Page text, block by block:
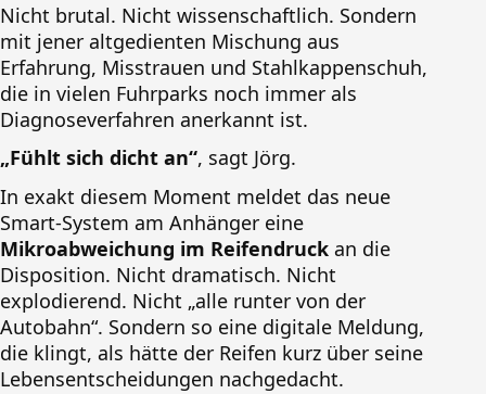
Nicht brutal. Nicht wissenschaftlich. Sondern
mit jener altgedienten Mischung aus
Erfahrung, Misstrauen und Stahlkappenschuh,
die in vielen Fuhrparks noch immer als
Diagnoseverfahren anerkannt ist.
„Fühlt sich dicht an“, sagt Jörg.
In exakt diesem Moment meldet das neue
Smart-System am Anhänger eine
Mikroabweichung im Reifendruck an die
Disposition. Nicht dramatisch. Nicht
explodierend. Nicht „alle runter von der
Autobahn“. Sondern so eine digitale Meldung,
die klingt, als hätte der Reifen kurz über seine
Lebensentscheidungen nachgedacht.